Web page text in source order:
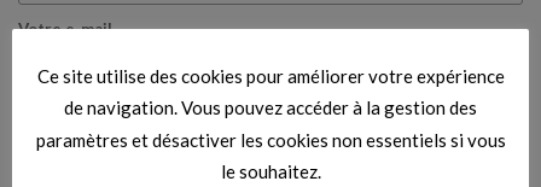
Votre e-mail
Cette note est fondée sur ma propre expérience et
mon véritable avis.
Ce site utilise des cookies pour améliorer votre expérience
de navigation. Vous pouvez accéder à la gestion des
paramètres et désactiver les cookies non essentiels si vous
le souhaitez.